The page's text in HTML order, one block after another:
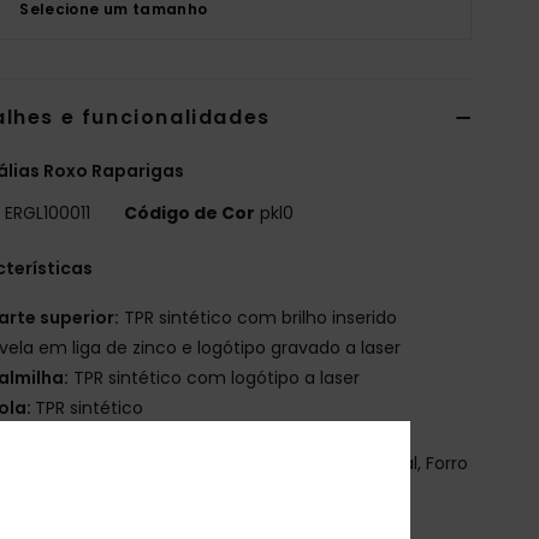
Selecione um tamanho
e funcionalidades
Roxo Raparigas
ERGL100011 Código de Cor pkl0
superior: TPR sintético com brilho inserido
em liga de zinco e logótipo gravado a laser
TPR sintético com logótipo a laser
TPR sintético
Parte superior: 98% Tr sintético/ 2% Metal, Forro